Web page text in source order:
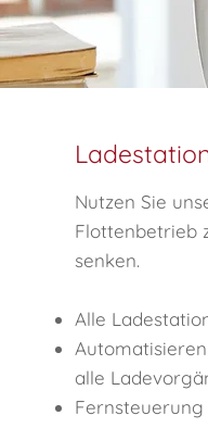
Nutzen Sie
Flottenbetrieb
senken.
Alle
alle